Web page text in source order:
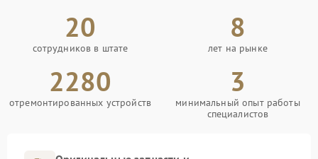
20
сотрудников в штате
8
лет на рынке
2280
отремонтированных устройств
3
минимальный опыт работы
специалистов